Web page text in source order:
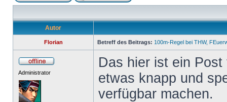
Autor
Florian Betreff des Beitrags: 100m-Regel bei THW,
Administrator
Das hier ist ein
etwas knapp und
verfügbar machen.